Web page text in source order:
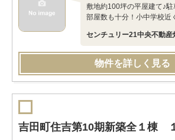
敷地約100坪の平屋建て♪駐
部屋数も十分！小中学校
センチュリー21中央不動産
物件を詳しく見る
吉田町住吉第10期新築全１棟